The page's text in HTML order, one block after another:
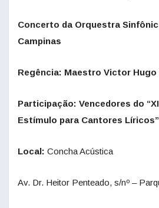
Concerto da Orquestra
Campinas
Regência: Maestro Victor Hugo
Participação: Vencedores do
Estímulo para Cantores Líricos”
Local: Concha Acústica
Av. Dr. Heitor Penteado, s/nº –